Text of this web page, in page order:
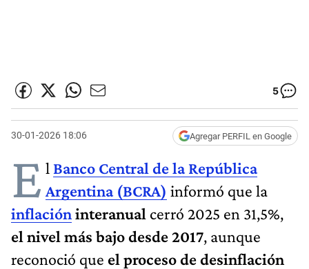
5
30-01-2026 18:06 Agregar PERFIL en Google
E l Banco Central de la República
Argentina (BCRA) informó que la
inflacióninteranual cerró 2025 en 31,5%,
el nivel más bajo desde 2017, aunque
reconoció que el proceso de desinflación